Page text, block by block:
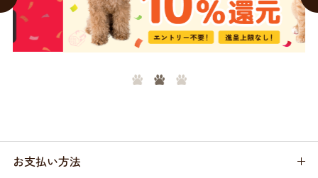
お支払い方法